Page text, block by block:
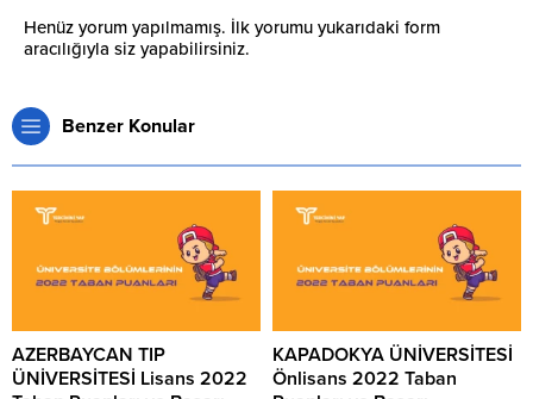
Henüz yorum yapılmamış. İlk yorumu yukarıdaki form
aracılığıyla siz yapabilirsiniz.
Benzer Konular
AZERBAYCAN TIP
ÜNİVERSİTESİ Lisans 2022
KAPADOKYA ÜNİVERSİTESİ
Önlisans 2022 Taban